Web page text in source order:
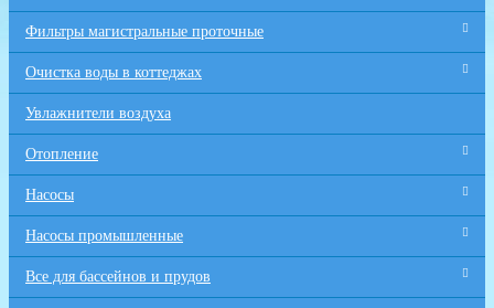
Фильтры магистральные проточные
Очистка воды в коттеджах
Увлажнители воздуха
Отопление
Насосы
Насосы промышленные
Все для бaссейнов и прудов